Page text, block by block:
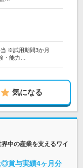
※試用期間3か月
・能力…
気になる
中の産業を支えるワイ
◎賞与実績4ヶ月分